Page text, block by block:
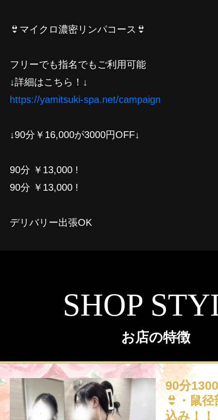
👙マイクロ濃密リンパコース👙
フリーでも指名でもご利用可能
↓詳細はこちら！↓
https://yamitsuki-spa.net/campaign
↓90分￥16,000が3000円OFF↓
90分 ￥13,000 !
90分 ￥13,000 !
デリバリー出張OK
SHOP
お店の特徴
90分
👙・鼠
込み！！